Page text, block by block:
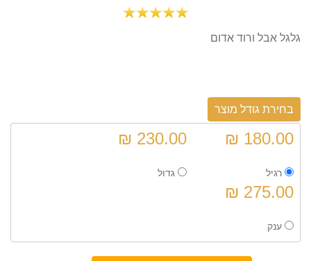
גלגל אבל ורוד אדום
בחירת גודל מוצר
180.00 ₪
רגיל
230.00 ₪
גדול
275.00 ₪
ענק